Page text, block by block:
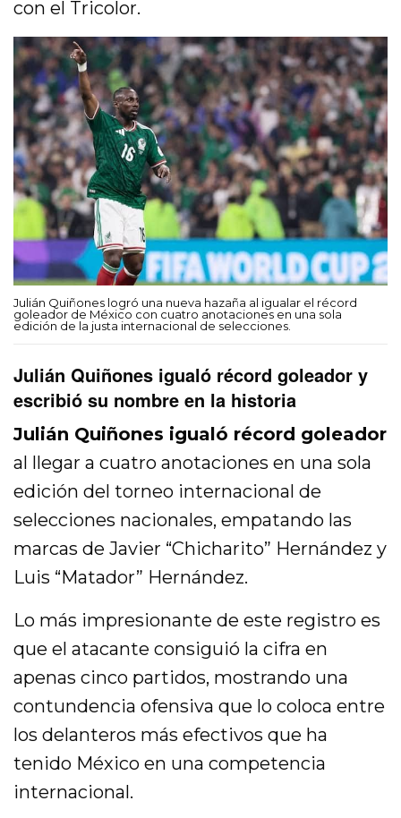
con el Tricolor.
Julián Quiñones logró una nueva hazaña al igualar el récord
goleador de México con cuatro anotaciones en una sola
edición de la justa internacional de selecciones.
Julián Quiñones igualó récord goleador y
escribió su nombre en la historia
Julián Quiñones igualó récord goleador
al llegar a cuatro anotaciones en una sola
edición del torneo internacional de
selecciones nacionales, empatando las
marcas de Javier “Chicharito” Hernández y
Luis “Matador” Hernández.
Lo más impresionante de este registro es
que el atacante consiguió la cifra en
apenas cinco partidos, mostrando una
contundencia ofensiva que lo coloca entre
los delanteros más efectivos que ha
tenido México en una competencia
internacional.